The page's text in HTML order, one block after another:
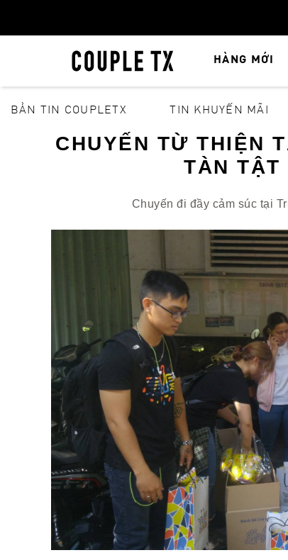
HÀNG MỚI
BẢN TIN COUPLETX TIN KHUYẾN MÃI
CHUYẾN TỪ THIỆN
TÀN TẬT
Chuyến đi đầy cảm súc tại